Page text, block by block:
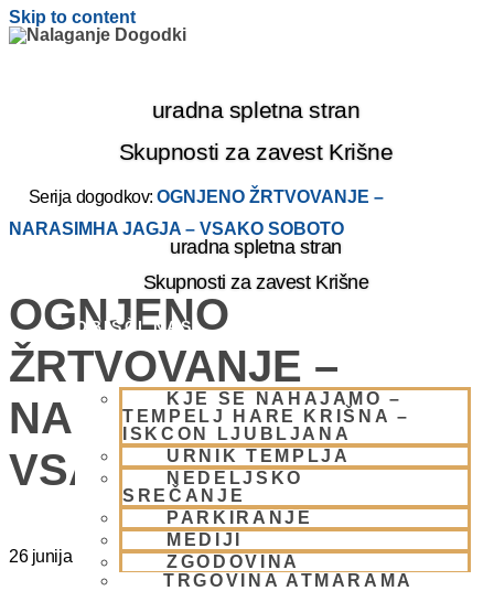
Skip to content
uradna spletna stran
Skupnosti za zavest Krišne
uradna spletna stran
Skupnosti za zavest Krišne
OBIŠČI NAS
KJE SE NAHAJAMO –
TEMPELJ HARE KRIŠNA –
ISKCON LJUBLJANA
URNIK TEMPLJA
NEDELJSKO
SREČANJE
PARKIRANJE
MEDIJI
ZGODOVINA
TRGOVINA ATMARAMA
Serija dogodkov:OGNJENO ŽRTVOVANJE –
NARASIMHA JAGJA – VSAKO SOBOTO
OGNJENO
ŽRTVOVANJE –
NARASIMHA JAGJA –
VSAKO SOBOTO
26 junija 16:00 -17:00